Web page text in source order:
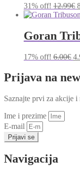
31% off! 12.99€
je:
Goran
17% off! 6.00€
je:
Prijava na
Saznajte prvi za akcije i
Ime i prezime
E-mail
Prijavi se
Navigacija